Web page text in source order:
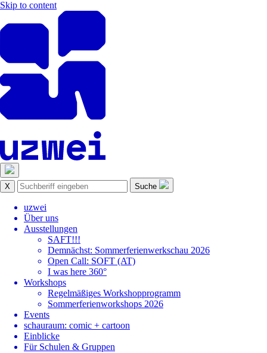
Skip to content
X Suche
uzwei
Über uns
Ausstellungen
SAFT!!!
Demnächst: Sommerferienwerkschau 2026
Open Call: SOFT (AT)
I was here 360°
Workshops
Regelmäßiges Workshopprogramm
Sommerferienworkshops 2026
Events
schauraum: comic + cartoon
Einblicke
Für Schulen & Gruppen